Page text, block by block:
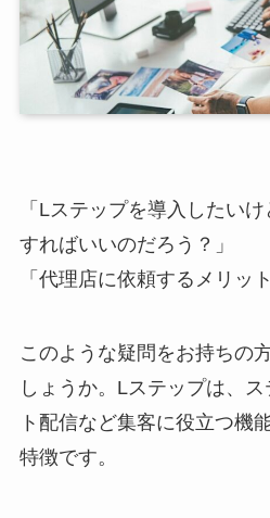
「Lステップを導入したい
すればいいのだろう？」
「代理店に依頼するメリッ
このような疑問をお持ちの
しょうか。Lステップは、
ト配信など集客に役立つ機
特徴です。